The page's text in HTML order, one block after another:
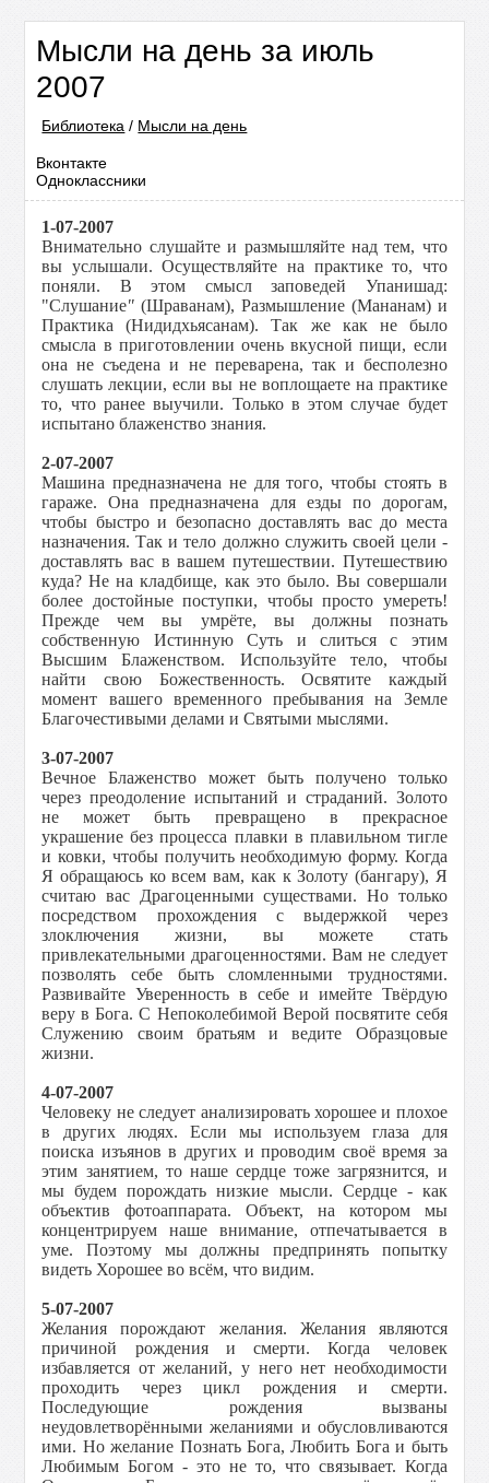
Мысли на день за июль
2007
Библиотека / Мысли на день
Вконтакте
Одноклассники
1-07-2007
Внимательно слушайте и размышляйте над тем, что
вы услышали. Осуществляйте на практике то, что
поняли. В этом смысл заповедей Упанишад:
"Слушание"(Шраванам), Размышление (Мананам) и
Практика (Нидидхьясанам). Так же как не было
смысла в приготовлении очень вкусной пищи, если
она не съедена и не переварена, так и бесполезно
слушать лекции, если вы не воплощаете на практике
то, что ранее выучили. Только в этом случае будет
испытано блаженство знания.
2-07-2007
Машина предназначена не для того, чтобы стоять в
гараже. Она предназначена для езды по дорогам,
чтобы быстро и безопасно доставлять вас до места
назначения. Так и тело должно служить своей цели -
доставлять вас в вашем путешествии. Путешествию
куда? Не на кладбище, как это было. Вы совершали
более достойные поступки, чтобы просто умереть!
Прежде чем вы умрёте, вы должны познать
собственную Истинную Суть и слиться с этим
Высшим Блаженством. Используйте тело, чтобы
найти свою Божественность. Освятите каждый
момент вашего временного пребывания на Земле
Благочестивыми делами и Святыми мыслями.
3-07-2007
Вечное Блаженство может быть получено только
через преодоление испытаний и страданий. Золото
не может быть превращено в прекрасное
украшение без процесса плавки в плавильном тигле
и ковки, чтобы получить необходимую форму. Когда
Я обращаюсь ко всем вам, как к Золоту (бангару), Я
считаю вас Драгоценными существами. Но только
посредством прохождения с выдержкой через
злоключения жизни, вы можете стать
привлекательными драгоценностями. Вам не следует
позволять себе быть сломленными трудностями.
Развивайте Уверенность в себе и имейте Твёрдую
веру в Бога. С Непоколебимой Верой посвятите себя
Служению своим братьям и ведите Образцовые
жизни.
4-07-2007
Человеку не следует анализировать хорошее и плохое
в других людях. Если мы используем глаза для
поиска изъянов в других и проводим своё время за
этим занятием, то наше сердце тоже загрязнится, и
мы будем порождать низкие мысли. Сердце - как
объектив фотоаппарата. Объект, на котором мы
концентрируем наше внимание, отпечатывается в
уме. Поэтому мы должны предпринять попытку
видеть Хорошее во всём, что видим.
5-07-2007
Желания порождают желания. Желания являются
причиной рождения и смерти. Когда человек
избавляется от желаний, у него нет необходимости
проходить через цикл рождения и смерти.
Последующие рождения вызваны
неудовлетворёнными желаниями и обусловливаются
ими. Но желание Познать Бога, Любить Бога и быть
Любимым Богом - это не то, что связывает. Когда